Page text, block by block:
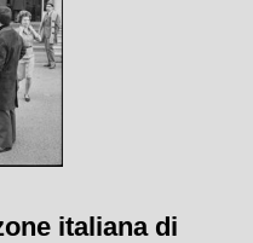
italiana di